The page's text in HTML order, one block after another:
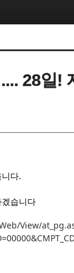
28일!
다.
습니다
View/